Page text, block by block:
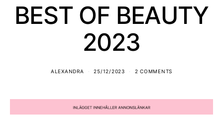
BEST OF BEAUTY
2023
ALEXANDRA 25/12/2023 2 COMMENTS